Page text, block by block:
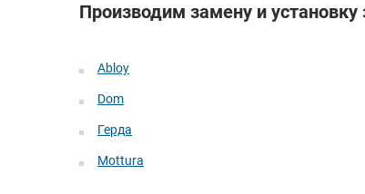
Производим замену и
Abloy
Dom
Герда
Mottura